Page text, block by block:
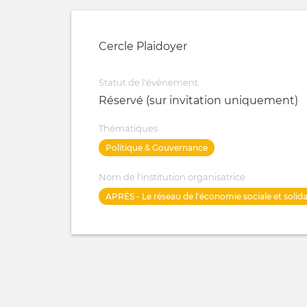
Cercle Plaidoyer
Statut de l'événement
Réservé (sur invitation uniquement)
Thématiques
Politique & Gouvernance
Nom de l'institution organisatrice
APRÈS - Le réseau de l'économie sociale et